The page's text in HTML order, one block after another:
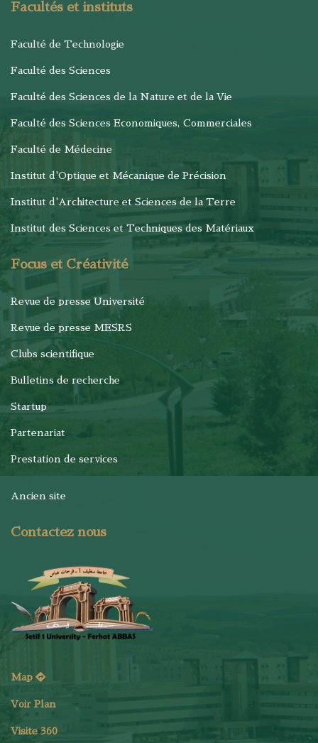
Facultés et instituts
Faculté de Technologie
Faculté des Sciences
Faculté des Sciences de la Nature et de la Vie
Faculté des Sciences Economiques, Commerciales
Faculté de Médecine
Institut d'Optique et Mécanique de Précision
Institut d'Architecture et Sciences de la Terre
Institut des Sciences et Techniques des Matériaux
Focus et Créativité
Revue de presse Université
Revue de presse MESRS
Clubs scientifique
Bulletins de recherche
Startup
Partenariat
Prestation de services
Ancien site
Contactez nous
Map
Voir Plan
Visite 360